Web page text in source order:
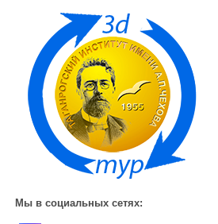
Мы в социальных сетях: